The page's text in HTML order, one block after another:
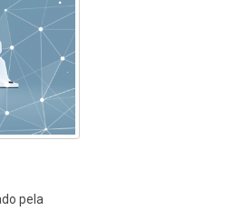
pela